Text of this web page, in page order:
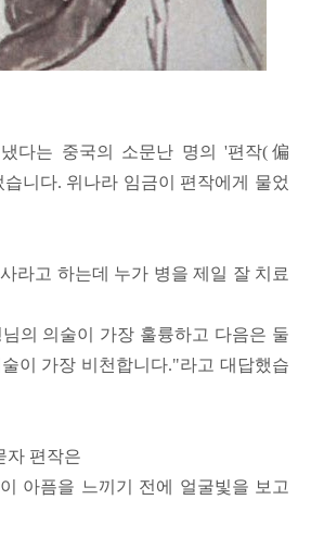
다는 중국의 소문난 명의 '편작(偏
니다. 위나라 임금이 편작에게 물었
라고 하는데 누가 병을 제일 잘 치료
의 의술이 가장 훌륭하고 다음은 둘
이 가장 비천합니다."라고 대답했습
자 편작은
아픔을 느끼기 전에 얼굴빛을 보고